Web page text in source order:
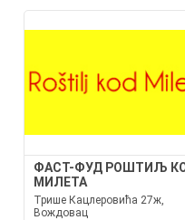
ФАСТ-ФУД РОШТИЉ
МИЛЕТА
Трише Кацлеровића 27ж,
Вождовац